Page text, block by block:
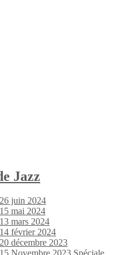
Jazz
juin 2024
mai 2024
mars 2024
février 2024
décembre 2023